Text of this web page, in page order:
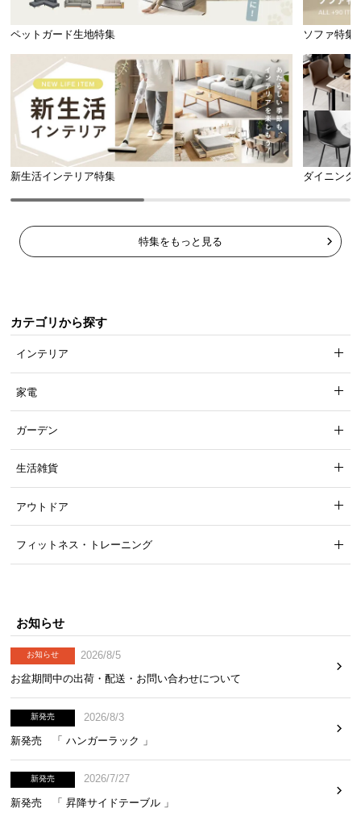
ペットガード生地特集 ソファ特集
新生活インテリア特集 ダイニング
特集をもっと見る
カテゴリから探す
インテリア
家電
ガーデン
生活雑貨
アウトドア
フィットネス・トレーニング
お知らせ
お知らせ
2026/8/5
お盆期間中の出荷・配送・お問い合わせについて
新発売
2026/8/3
新発売 「 ハンガーラック 」
新発売
2026/7/27
新発売 「 昇降サイドテーブル 」